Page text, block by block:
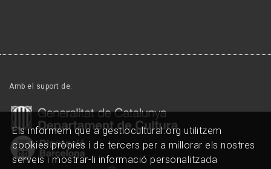
Amb el suport de:
Els informem que a gestiocultural.org utilitzem
cookies pròpies i de tercers per a millorar els nostres
serveis i mostrar-li informació personalitzada